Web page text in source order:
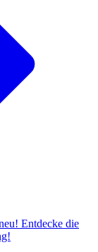
Entdecke die